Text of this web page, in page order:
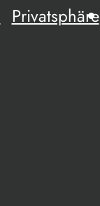
Privatsphäre